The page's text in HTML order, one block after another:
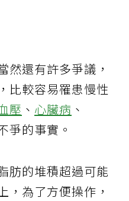
然還有許多爭議，
比較容易罹患慢性
壓 、 心臟病 、
爭的事實。
肪的堆積超過可能
，為了方便操作，